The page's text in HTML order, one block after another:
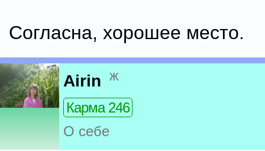
Согласна, хорошее место.
Airin ж
Карма 246
О себе